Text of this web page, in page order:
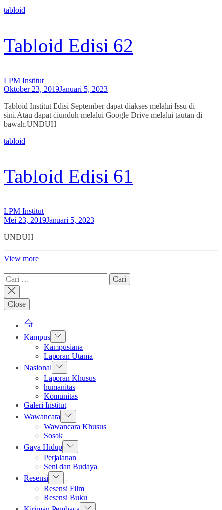
tabloid
Tabloid Edisi 62
LPM Institut
Oktober 23, 2019Januari 5, 2023
Tabloid Institut Edisi September dapat diakses melalui Issu di
sini.Atau dapat diunduh melalui Google Drive melalui tautan di
bawah.UNDUH
tabloid
Tabloid Edisi 61
LPM Institut
Mei 23, 2019Januari 5, 2023
UNDUH
View more
Cari
untuk:
Close
Kampus Show
sub
menu
Kampusiana
Laporan Utama
Nasional Show
sub
menu
Laporan Khusus
humanitas
Komunitas
Galeri Institut
Wawancara Show
sub
menu
Wawancara Khusus
Sosok
Gaya Hidup Show
sub
menu
Perjalanan
Seni dan Budaya
Resensi Show
sub
menu
Resensi Film
Resensi Buku
Show